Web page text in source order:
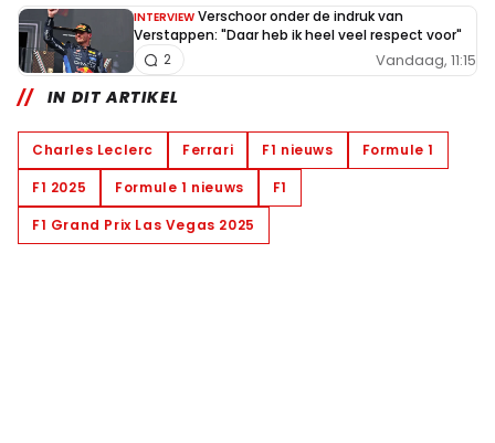
INTERVIEW Verschoor onder de indruk van
Verstappen: "Daar heb ik heel veel respect voor"
Vandaag, 11:15
2
IN DIT ARTIKEL
Charles Leclerc Ferrari F1 nieuws
Formule 1
F1 2025
Formule 1 nieuws
F1
F1 Grand Prix Las Vegas 2025